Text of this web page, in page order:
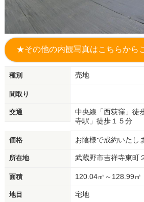
★その他の内観写真はこちらから
種別 売地
間取り
交通
中央線「西荻窪」徒
寺駅」徒歩１５分
価格 お陰様で成約いたし
所在地 武蔵野市吉祥寺東町
面積 120.04㎡～128.99㎡
地目 宅地